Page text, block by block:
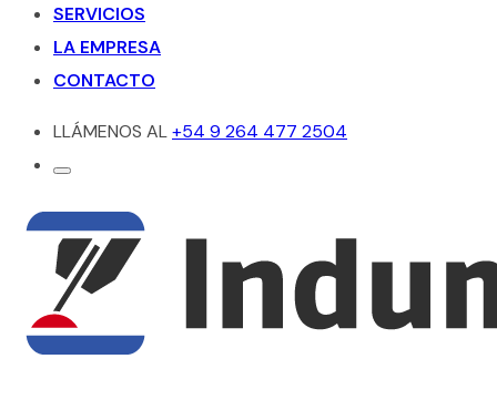
SERVICIOS
LA EMPRESA
CONTACTO
LLÁMENOS AL+54 9 264 477 2504